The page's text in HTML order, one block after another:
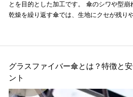
とを目的とした加工です。 傘のシワや型崩
乾燥を繰り返す傘では、生地にクセが残り
グラスファイバー傘とは？特徴と
ント